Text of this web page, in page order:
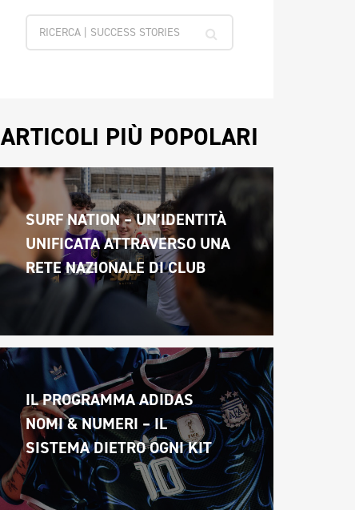
ARTICOLI PIÙ POPOLARI
SURF NATION – UN’IDENTITÀ
UNIFICATA ATTRAVERSO UNA
RETE NAZIONALE DI CLUB
IL PROGRAMMA ADIDAS
NOMI & NUMERI – IL
SISTEMA DIETRO OGNI KIT